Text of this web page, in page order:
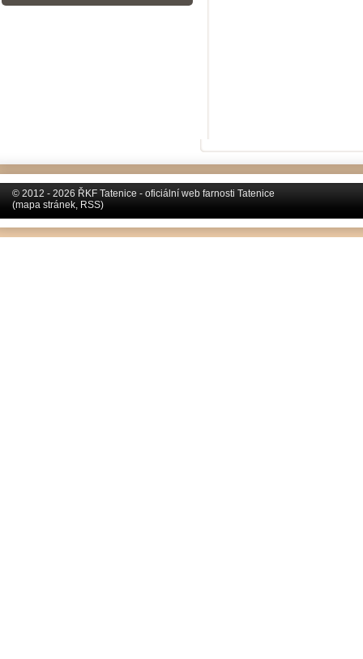
© 2012 - 2026 ŘKF Tatenice - oficiální web farnosti Tatenice
(mapa stránek, RSS)